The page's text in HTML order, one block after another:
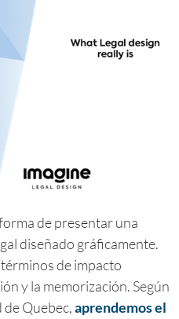
de presentar una
diseñado gráficamente.
de impacto
y la memorización. Según
Quebec,aprendemos el